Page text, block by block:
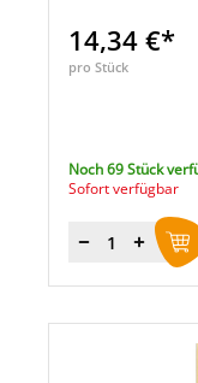
14,34 €*
pro Stück
Noch 69 Stück
Sofort verfügbar
Menge